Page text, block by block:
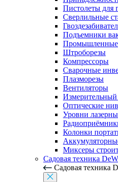
Пистолеты для
Сверлильные
Подъемники
Штроборезы
Компрессоры
Сварочные
Плазморезы
Вентиляторы
Оптические
Уровни
Колонки
Миксеры
Садовая техника
Садовая техника